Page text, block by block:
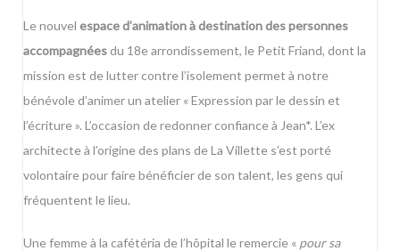
Le nouvel espace d’animation à destination des personnes
accompagnéesdu 18e arrondissement, le Petit Friand, dont la
mission est de lutter contre l’isolement permet à notre
bénévole d’animer un atelier « Expression par le dessin et
l’écriture ». L’occasion de redonner confiance à Jean*. L’ex
architecte à l’origine des plans de La Villette s’est porté
volontaire pour faire bénéficier de son talent, les gens qui
fréquentent le lieu.
Une femme à la cafétéria de l’hôpital le remercie « pour sa